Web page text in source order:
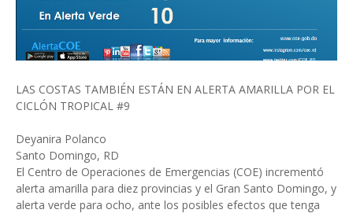
LAS COSTAS TAMBIÉN ESTÁN EN ALERTA AMARILLA POR EL
CICLÓN TROPICAL #9
Deyanira Polanco
Santo Domingo, RD
El Centro de Operaciones de Emergencias (COE) incrementó
alerta amarilla para diez provincias y el Gran Santo Domingo, y
alerta verde para ocho, ante los posibles efectos que tenga